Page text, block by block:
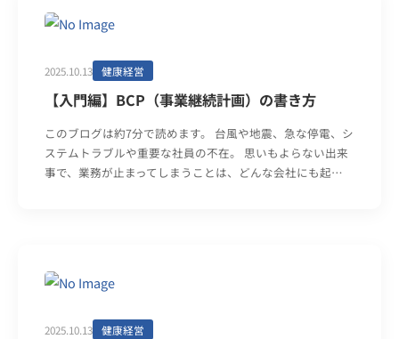
2025.10.13 健康経営
【入門編】BCP（事業継続計画）の書き方
このブログは約7分で読めます。 台風や地震、急な停電、シ
ステムトラブルや重要な社員の不在。 思いもよらない出来
事で、業務が止まってしまうことは、どんな会社にも起…
2025.10.13 健康経営